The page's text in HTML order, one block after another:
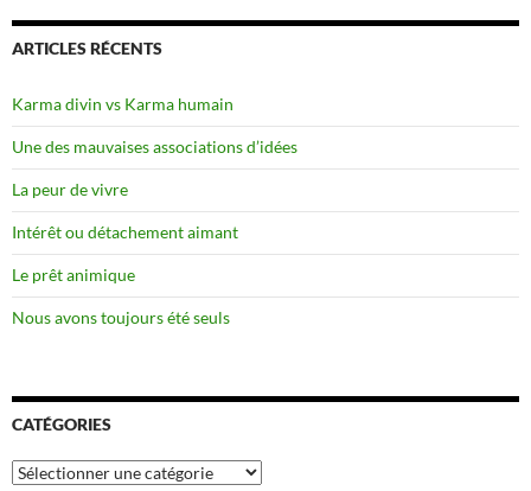
ARTICLES RÉCENTS
Karma divin vs Karma humain
Une des mauvaises associations d’idées
La peur de vivre
Intérêt ou détachement aimant
Le prêt animique
Nous avons toujours été seuls
CATÉGORIES
Catégories